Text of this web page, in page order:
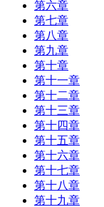
第六章
第七章
第八章
第九章
第十章
第十一章
第十二章
第十三章
第十四章
第十五章
第十六章
第十七章
第十八章
第十九章